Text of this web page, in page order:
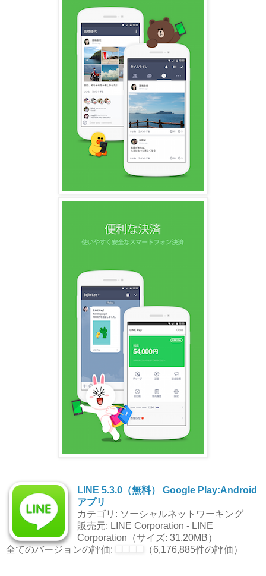
LINE 5.3.0（無料）
Google Play:Android
アプリ
カテゴリ: ソーシャルネットワーキング
販売元: LINE Corporation - LINE
Corporation（サイズ: 31.20MB）
全てのバージョンの評価:
（6,176,885件の評価）